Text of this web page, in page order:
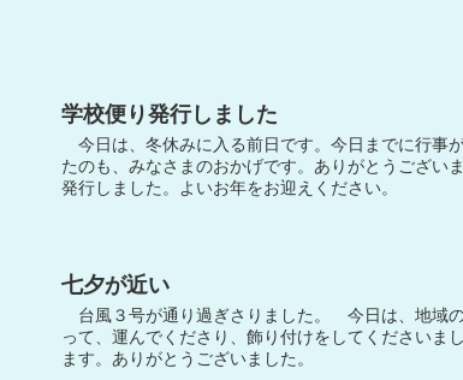
学校便り発行しました
今日は、冬休みに入る前日です。今日までに行事
たのも、みなさまのおかげです。ありがとうござい
発行しました。よいお年をお迎えください。
七夕が近い
台風３号が通り過ぎさりました。 今日は、地域
って、運んでくださり、飾り付けをしてください
ます。ありがとうございました。